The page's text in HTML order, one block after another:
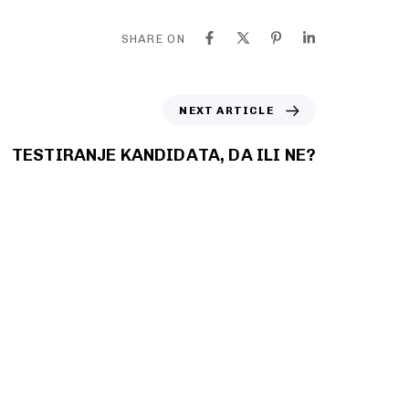
SHARE ON
NEXT ARTICLE
TESTIRANJE KANDIDATA, DA ILI NE?